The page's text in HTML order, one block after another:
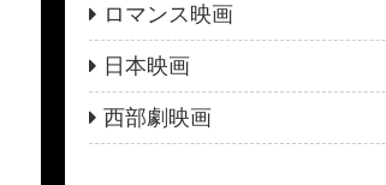
ロマンス映画
日本映画
西部劇映画